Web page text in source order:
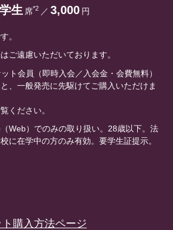
学生 席*2 ／ 3,000 円
。
ご遠慮いただいております。
ト会員（即時入会／入会金・会費無料）
、一般発売に先駆けてご購入いただけま
ください。
Web）でのみの取り扱い。28歳以下。法
に在学中の方のみ有効。要学生証提示。
ト購入方法ページ